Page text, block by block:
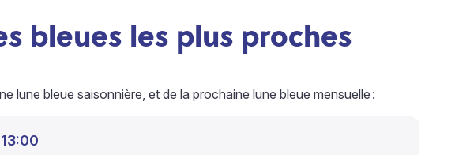
bleues les plus proches
lune bleue saisonnière, et de la prochaine lune bleue mensuelle :